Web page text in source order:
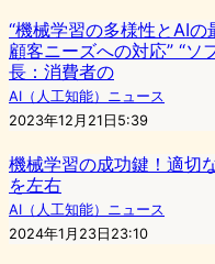
“機械学習の多様性とAI
顧客ニーズへの対応” “
長：消費者の
AI（人工知能）ニュース
2023年12月21日5:39
機械学習の成功鍵！適切
を左右
AI（人工知能）ニュース
2024年1月23日23:10